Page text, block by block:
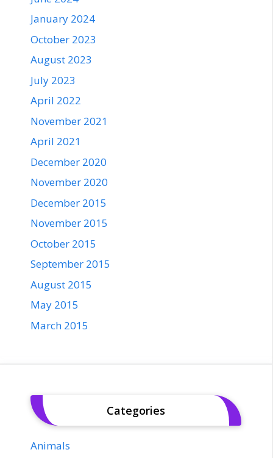
January 2024
October 2023
August 2023
July 2023
April 2022
November 2021
April 2021
December 2020
November 2020
December 2015
November 2015
October 2015
September 2015
August 2015
May 2015
March 2015
Categories
Animals